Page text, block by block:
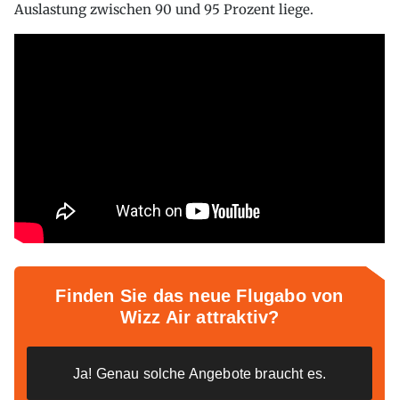
Auslastung zwischen 90 und 95 Prozent liege.